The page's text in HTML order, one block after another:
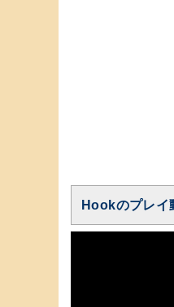
Hookのプレイ